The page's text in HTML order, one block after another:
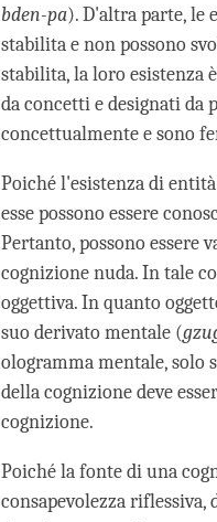
bden-pa). D'altra parte, le
stabilita e non possono
stabilita, la loro esistenza
da concetti e designati da
concettualmente e sono
Poiché l'esistenza di
esse possono essere
Pertanto, possono essere
cognizione nuda. In tale
oggettiva. In quanto
suo derivato mentale (
ologramma mentale, solo
della cognizione deve
cognizione.
Poiché la fonte di una
consapevolezza riflessiva,